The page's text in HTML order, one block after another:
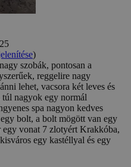
)
szobák, pontosan a
reggelire nagy
lehet, vacsora két leves és
nagyok egy normál
spa nagyon kedves
bolt, a bolt mögött van egy
vonat 7 zlotyért Krakkóba,
egy kastéllyal és egy